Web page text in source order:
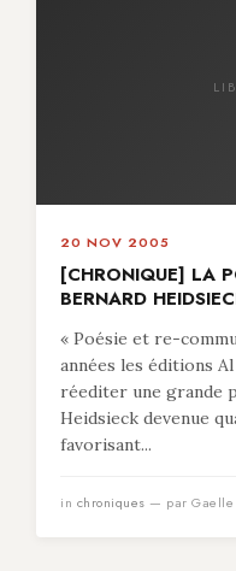
20 NOV 2005
[CHRONIQUE] LA
BERNARD
« Poésie et re-
années les éditions
réediter une grande
Heidsieck devenue
favorisant...
in chroniques — par Gaelle